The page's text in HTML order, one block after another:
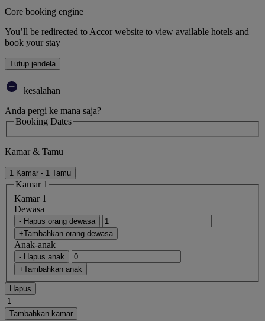
Core booking engine
You’ll be redirected to Accor website to view available hotels and
book your stay
Tutup jendela
kesalahan
Anda pergi ke mana saja?
Booking Dates
Kamar & Tamu
1 Kamar - 1 Tamu
Kamar 1
Kamar 1
Dewasa
- Hapus orang dewasa
+Tambahkan orang dewasa
Anak-anak
- Hapus anak
+Tambahkan anak
Hapus
Tambahkan kamar